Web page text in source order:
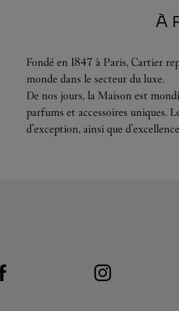
À
Fondé en 1847 à Paris, Cartier
monde dans le secteur du luxe.
De nos jours, la Maison est
parfums et accessoires uniques.
d'exception, ainsi que
Visit us on Facebook
Link Opens in New Tab Visit us on Instagram
Link Opens in New